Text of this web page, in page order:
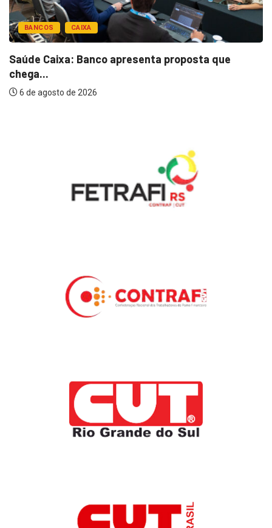
BANCOS CAIXA
Saúde Caixa: Banco apresenta proposta que
chega...
6 de agosto de 2026